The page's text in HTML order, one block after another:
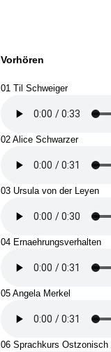
Vorhören
01 Til Schweiger
02 Alice Schwarzer
03 Ursula von der Leyen
04 Ernaehrungsverhalten
05 Angela Merkel
06 Sprachkurs Ostzonisch